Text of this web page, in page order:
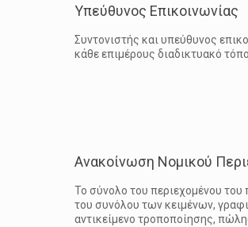
Υπεύθυνος Επικοινωνίας
Συντονιστής και υπεύθυνος
κάθε επιμέρους διαδικτυακό
Aνακοίνωση Νομικού
Το σύνολο του περιεχομένου
του συνόλου των κειμένων,
αντικείμενο τροποποίησης,